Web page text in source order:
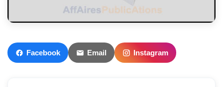
Facebook Email Instagram